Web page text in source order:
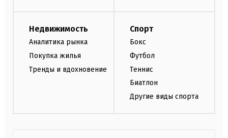
Недвижимость
Аналитика рынка
Покупка жилья
Тренды и вдохновение
Спорт
Бокс
Футбол
Теннис
Биатлон
Другие виды спорта